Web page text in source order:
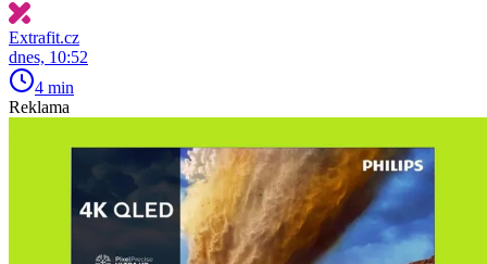
Extrafit.cz
dnes, 10:52
4 min
Reklama